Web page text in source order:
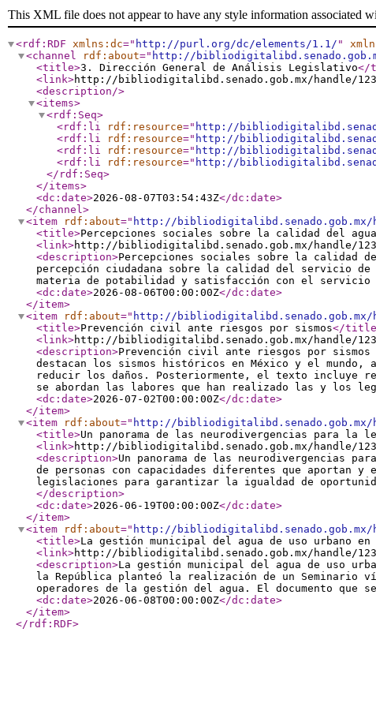
This XML file does not appear to have any style information associated
<rdf:RDF xmlns:dc=" http://purl.org/dc/elements/1.1/ "
<channel
rdf:about=" http://
<title>3. Dirección General de Análisis Legislativo</
<link>http://bibliodigitalibd.senado.gob.mx/handle/
<description/>
<items>
<rdf:Seq>
<rdf:li
rdf:resource=" http://
<rdf:li
rdf:resource=" http://
<rdf:li
rdf:resource=" http://
<rdf:li
rdf:resource=" http://
</rdf:Seq>
</items>
<dc:date>2026-08-07T03:54:43Z</dc:date>
</channel>
<item
rdf:about=" http://bibliodigitalibd.senado.gob.mx/
<title>Percepciones sociales sobre la calidad del agua
<link>http://bibliodigitalibd.senado.gob.mx/handle/
<description>Percepciones sociales sobre la calidad
percepción ciudadana sobre la calidad del servicio
materia de potabilidad y satisfacción con el servicio
<dc:date>2026-08-06T00:00:00Z</dc:date>
</item>
<item
rdf:about=" http://bibliodigitalibd.senado.gob.mx/
<title>Prevención civil ante riesgos por sismos</title
<link>http://bibliodigitalibd.senado.gob.mx/handle/
<description>Prevención civil ante riesgos por sismos
destacan los sismos históricos en México y el
reducir los daños. Posteriormente, el texto incluye
se abordan las labores que han realizado las y los
<dc:date>2026-07-02T00:00:00Z</dc:date>
</item>
<item
rdf:about=" http://bibliodigitalibd.senado.gob.mx/
<title>Un panorama de las neurodivergencias para la
<link>http://bibliodigitalibd.senado.gob.mx/handle/
<description>Un panorama de las neurodivergencias
de personas con capacidades diferentes que
legislaciones para garantizar la igualdad de
</description>
<dc:date>2026-06-19T00:00:00Z</dc:date>
</item>
<item
rdf:about=" http://bibliodigitalibd.senado.gob.mx/
<title>La gestión municipal del agua de uso urbano en
<link>http://bibliodigitalibd.senado.gob.mx/handle/
<description>La gestión municipal del agua de uso
la República planteó la realización de un Seminario
operadores de la gestión del agua. El documento que
<dc:date>2026-06-08T00:00:00Z</dc:date>
</item>
</rdf:RDF>